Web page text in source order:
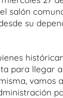
salón
su
para llegar
vamos